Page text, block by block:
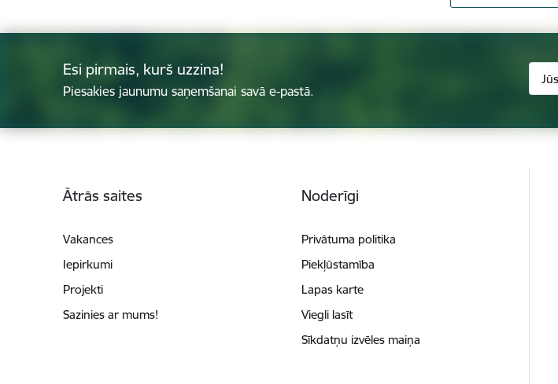
Esi pirmais, kurš uzzina!
Piesakies jaunumu saņemšanai savā e-pastā.
Ātrās saites
Vakances
Iepirkumi
Projekti
Sazinies ar mums!
Noderīgi
Privātuma politika
Piekļūstamība
Lapas karte
Viegli lasīt
Sīkdatņu izvēles maiņa